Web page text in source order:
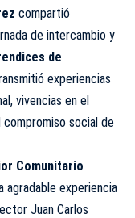
compartió
de intercambio y
de
experiencias
vivencias en el
social de
Comunitario
agradable experiencia
Juan Carlos